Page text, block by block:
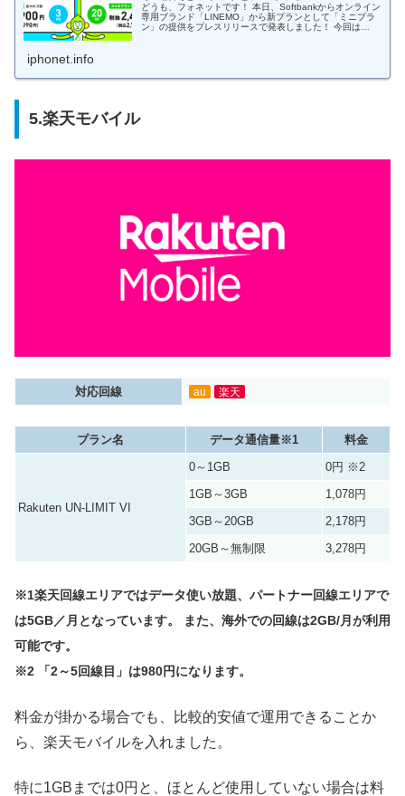
どうも、フォネットです！ 本日、Softbankからオンライン
専用ブランド「LINEMO」から新プランとして「ミニプラ
ン」の提供をプレスリリースで発表しました！ 今回は
iphonet.info
5.楽天モバイル
対応回線 au 楽天
プラン名 データ通信量※1 料金
Rakuten UN-LIMIT VI
0～1GB
0円 ※2
1GB～3GB
1,078円
3GB～20GB
2,178円
20GB～無制限
3,278円
※1楽天回線エリアではデータ使い放題、パートナー回線エリアで
は5GB／月となっています。 また、海外での回線は2GB/月が利用
可能です。
※2 「2～5回線目」は980円になります。
料金が掛かる場合でも、比較的安値で運用できることか
ら、楽天モバイルを入れました。
特に1GBまでは0円と、ほとんど使用していない場合は料